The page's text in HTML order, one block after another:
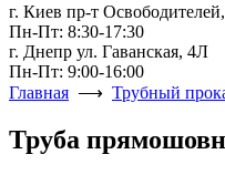
г. Киев пр-т
Пн-Пт: 8:30-17:30
г. Днепр ул. Гаванская, 4Л
Пн-Пт: 9:00-16:00
Главная ⟶ Трубный
Труба